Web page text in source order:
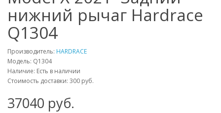
нижний рычаг Hardrace
Q1304
Производитель: HARDRACE
Модель: Q1304
Наличие: Есть в наличии
Стоимость доставки: 300 руб.
37040 руб.